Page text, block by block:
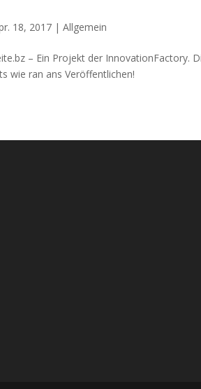
18, 2017 |Allgemein
– Ein Projekt der InnovationFactory.
wie ran ans Veröffentlichen!